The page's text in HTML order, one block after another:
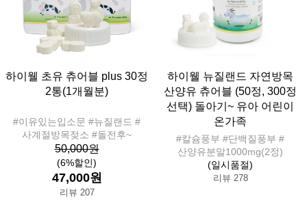
하이웰 초유 츄어블 plus 30정
2통(1개월분)
#이유있는입소문 #뉴질랜드 #
사계절방목젖소 #돌전후~
50,000원
(6%할인)
47,000원
리뷰 207
하이웰 뉴질랜드 자연방목
산양유 츄어블 (50정, 300정
선택) 돌아기~ 유아 어린이
온가족
#칼슘풍부 #단백질풍부 #
산양유분말1000mg(2정)
(일시품절)
리뷰 278